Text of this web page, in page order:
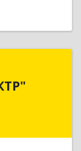
89, оф.210
Подробнее